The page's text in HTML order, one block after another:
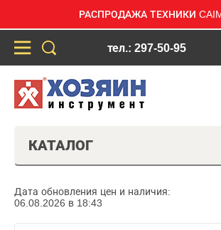
РАСПРОДАЖА ТЕХНИКИ
тел.: 297-50-95
КАТАЛОГ
Дата обновления цен и наличия:
06.08.2026 в 18:43